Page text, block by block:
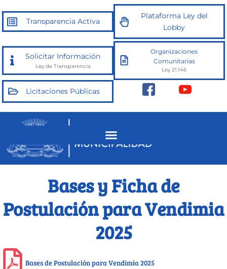
contenido
Transparencia Activa
Plataforma Ley del
Lobby
Solicitar Información
Ley de Transparencia
Organizaciones
Comunitarias
Ley 21.146
Licitaciones Públicas
Bases y Ficha de
Postulación para Vendimia
2025
Bases de Postulación para Vendimia 2025